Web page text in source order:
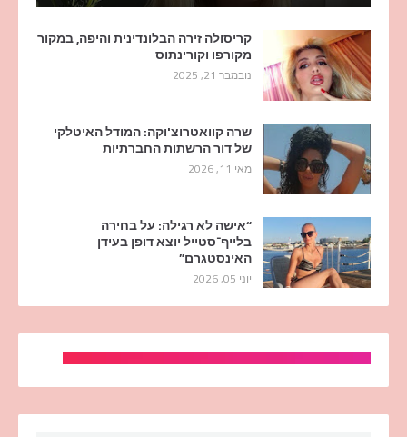
קריסולה זירה הבלונדינית והיפה, במקור
מקורפו וקורינתוס
נובמבר 21, 2025
שרה קוואטרוצ'וקה: המודל האיטלקי
של דור הרשתות החברתיות
מאי 11, 2026
“אישה לא רגילה: על בחירה
בלייף־סטייל יוצא דופן בעידן
האינסטגרם”
יוני 05, 2026